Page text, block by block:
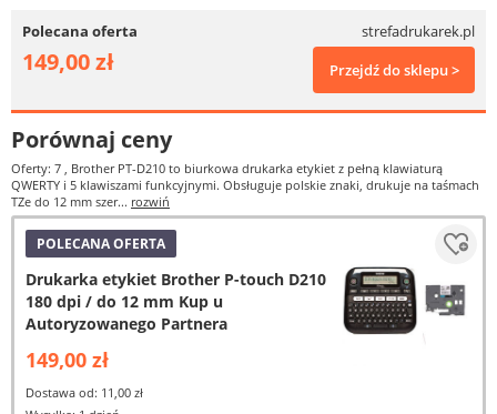
Polecana oferta strefadrukarek.pl
149,00 zł Przejdź do sklepu >
Porównaj ceny
Oferty: 7 , Brother PT-D210 to biurkowa drukarka etykiet z pełną klawiaturą
QWERTY i 5 klawiszami funkcyjnymi. Obsługuje polskie znaki, drukuje na taśmach
TZe do 12 mm szer... rozwiń
POLECANA OFERTA
Drukarka etykiet Brother P-touch D210
180 dpi / do 12 mm Kup u
Autoryzowanego Partnera
149,00 zł
Dostawa od: 11,00 zł